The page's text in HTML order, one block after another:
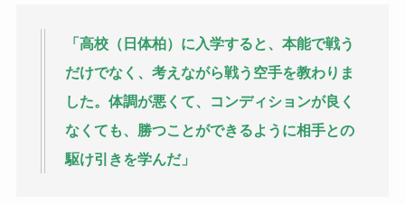
「高校（日体柏）に入学すると、本能で戦う
だけでなく、考えながら戦う空手を教わりま
した。体調が悪くて、コンディションが良く
なくても、勝つことができるように相手との
駆け引きを学んだ」